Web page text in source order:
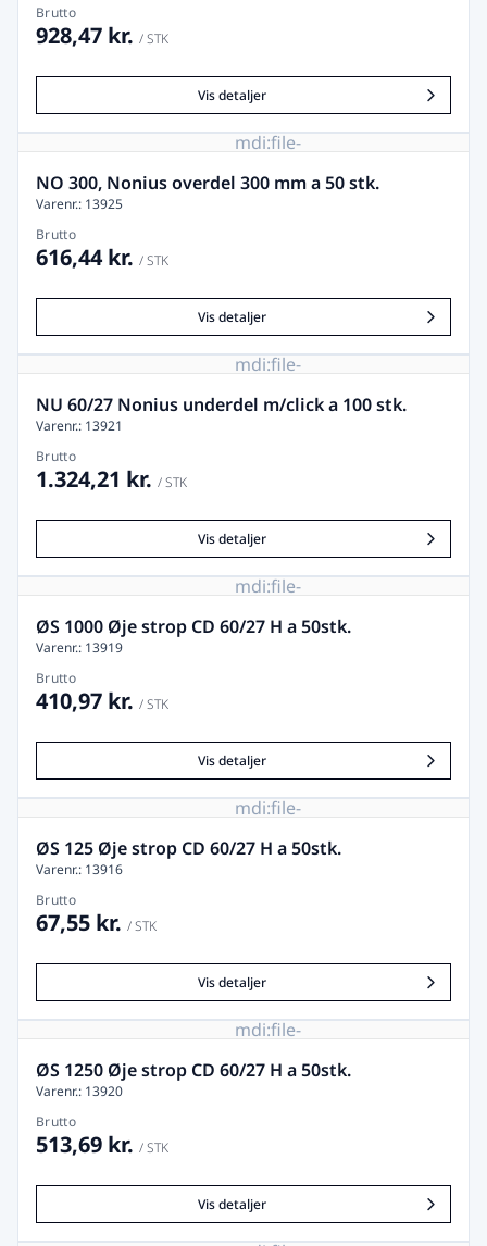
Brutto
928,47 kr. / STK
Vis detaljer
mdi:file-
image-
remove
NO 300, Nonius overdel 300 mm a 50 stk.
Varenr.: 13925
Brutto
616,44 kr. / STK
Vis detaljer
mdi:file-
image-
remove
NU 60/27 Nonius underdel m/click a 100 stk.
Varenr.: 13921
Brutto
1.324,21 kr. / STK
Vis detaljer
mdi:file-
image-
remove
ØS 1000 Øje strop CD 60/27 H a 50stk.
Varenr.: 13919
Brutto
410,97 kr. / STK
Vis detaljer
mdi:file-
image-
remove
ØS 125 Øje strop CD 60/27 H a 50stk.
Varenr.: 13916
Brutto
67,55 kr. / STK
Vis detaljer
mdi:file-
image-
remove
ØS 1250 Øje strop CD 60/27 H a 50stk.
Varenr.: 13920
Brutto
513,69 kr. / STK
Vis detaljer